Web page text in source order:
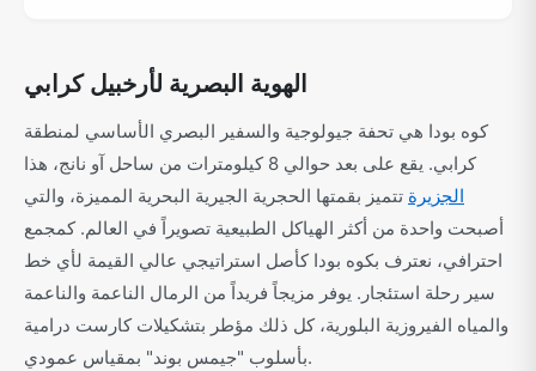
الهوية البصرية لأرخبيل كرابي
كوه بودا هي تحفة جيولوجية والسفير البصري الأساسي لمنطقة
كرابي. يقع على بعد حوالي 8 كيلومترات من ساحل آو نانج، هذا
الجزيرة تتميز بقمتها الحجرية الجيرية البحرية المميزة، والتي
أصبحت واحدة من أكثر الهياكل الطبيعية تصويراً في العالم. كمجمع
احترافي، نعترف بكوه بودا كأصل استراتيجي عالي القيمة لأي خط
سير رحلة استئجار. يوفر مزيجاً فريداً من الرمال الناعمة والناعمة
والمياه الفيروزية البلورية، كل ذلك مؤطر بتشكيلات كارست درامية
بأسلوب "جيمس بوند" بمقياس عمودي.